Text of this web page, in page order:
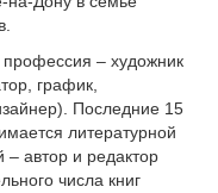
– художник
график,
Последние 15
литературной
– автор и редактор
числа книг